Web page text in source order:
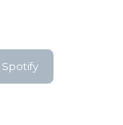
Spotify